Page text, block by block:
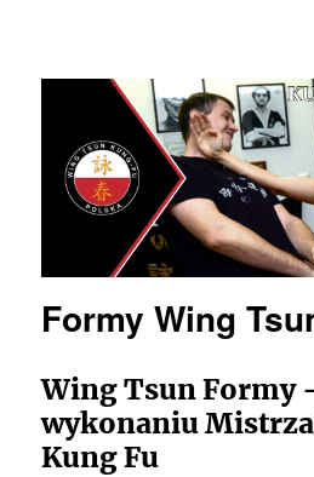
Wing Tsun Kung
Najpełniejszy
Formy Wing
Wing Tsun Formy
wykonaniu
Kung Fu